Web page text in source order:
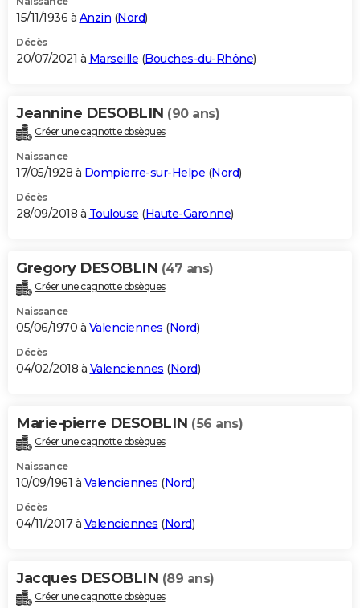
15/11/1936 à Anzin (Nord)
Décès
20/07/2021 à Marseille (Bouches-du-Rhône)
Jeannine DESOBLIN (90 ans)
Créer une cagnotte obsèques
Naissance
17/05/1928 à Dompierre-sur-Helpe (Nord)
Décès
28/09/2018 à Toulouse (Haute-Garonne)
Gregory DESOBLIN (47 ans)
Créer une cagnotte obsèques
Naissance
05/06/1970 à Valenciennes (Nord)
Décès
04/02/2018 à Valenciennes (Nord)
Marie-pierre DESOBLIN (56 ans)
Créer une cagnotte obsèques
Naissance
10/09/1961 à Valenciennes (Nord)
Décès
04/11/2017 à Valenciennes (Nord)
Jacques DESOBLIN (89 ans)
Créer une cagnotte obsèques